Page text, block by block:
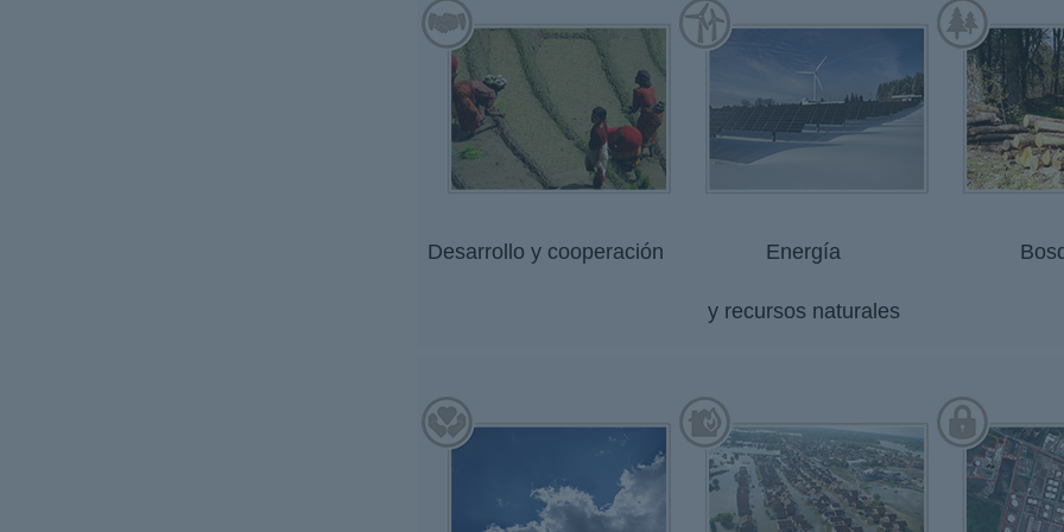
Desarrollo y cooperación Energía
y recursos naturales